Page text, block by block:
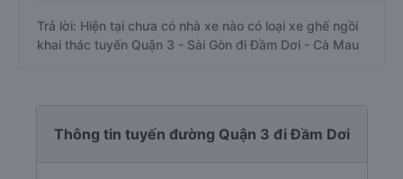
Trả lời: Hiện tại chưa có nhà xe nào có loại xe ghế ngồi
khai thác tuyến Quận 3 - Sài Gòn đi Đầm Dơi - Cà Mau
Thông tin tuyến đường Quận 3 đi Đầm Dơi